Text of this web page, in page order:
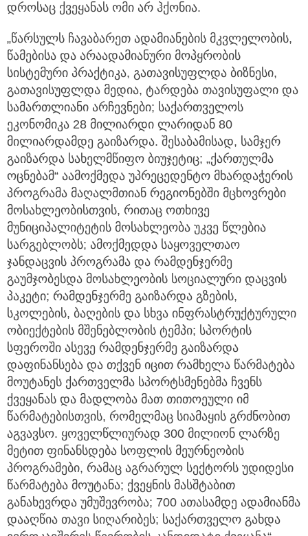
დროსაც ქვეყანას ომი არ ჰქონია.
„წარსულს ჩავაბარეთ ადამიანების მკვლელობის,
წამებისა და არაადამიანური მოპყრობის
სისტემური პრაქტიკა, გათავისუფლდა ბიზნესი,
გათავისუფლდა მედია, ტარდება თავისუფალი და
სამართლიანი არჩევნები; საქართველოს
ეკონომიკა 28 მილიარდი ლარიდან 80
მილიარდამდე გაიზარდა. შესაბამისად, სამჯერ
გაიზარდა სახელმწიფო ბიუჯეტიც; „ქართულმა
ოცნებამ“ აამოქმედა უპრეცედენტო მხარდაჭერის
პროგრამა მაღალმთიან რეგიონებში მცხოვრები
მოსახლეობისთვის, რითაც ოთხივე
მუნიციპალიტეტის მოსახლეობა უკვე წლებია
სარგებლობს; ამოქმედდა საყოველთაო
ჯანდაცვის პროგრამა და რამდენჯერმე
გაუმჯობესდა მოსახლეობის სოციალური დაცვის
პაკეტი; რამდენჯერმე გაიზარდა გზების,
სკოლების, ბაღების და სხვა ინფრასტრუქტურული
ობიექტების მშენებლობის ტემპი; სპორტის
სფეროში ასევე რამდენჯერმე გაიზარდა
დაფინანსება და თქვენ იცით რამხელა წარმატება
მოუტანეს ქართველმა სპორტსმენებმა ჩვენს
ქვეყანას და მადლობა მათ თითოეული იმ
წარმატებისთვის, რომელმაც სიამაყის გრძნობით
აგვავსო. ყოველწლიურად 300 მილიონ ლარზე
მეტით ფინანსდება სოფლის მეურნეობის
პროგრამები, რამაც აგრარულ სექტორს უდიდესი
წარმატება მოუტანა; ქვეყნის მასშტაბით
განახევრდა უმუშევრობა; 700 ათასამდე ადამიანმა
დააღწია თავი სიღარიბეს; საქართველო გახდა